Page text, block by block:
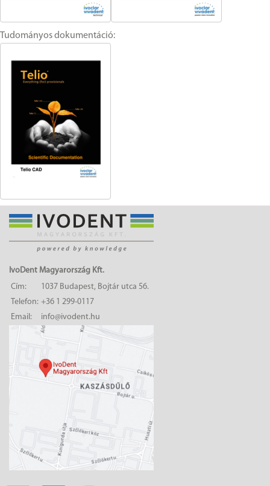
Tudományos dokumentáció:
IvoDent Magyarország Kft.
Cím:
1037 Budapest, Bojtár utca 56.
Telefon: +36 1 299-0117
Email:
info@ivodent.hu